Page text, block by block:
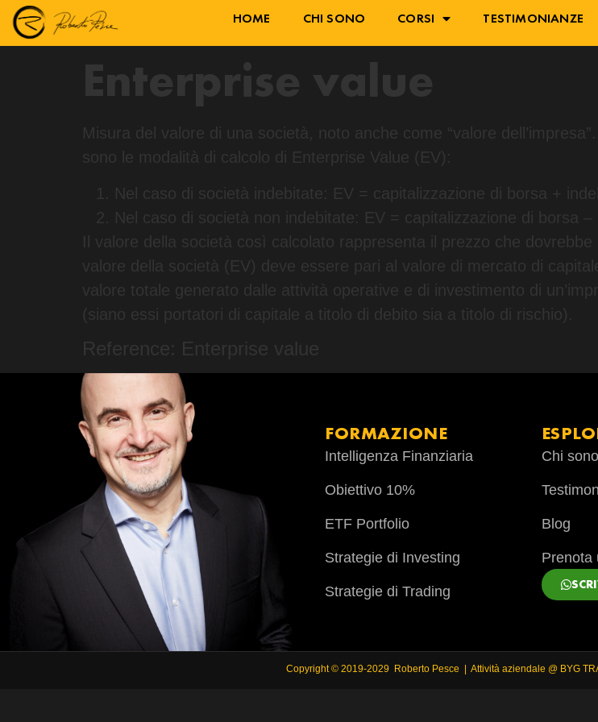
HOME CHI SONO CORSI TESTIMONIANZE
Enterprise value
Misura del valore di una società, noto anche come “valore
sono le modalità di calcolo di Enterprise Value (EV):
Nel caso di società indebitate: EV = capitalizzazione di borsa +
Nel caso di società non indebitate: EV = capitalizzazione di borsa –
Il valore della società così calcolato rappresenta il prezzo che
valore della società (EV) deve essere pari al valore di mercato di
valore totale generato dalle attività operative e di investimento di
(siano essi portatori di capitale a titolo di debito sia a titolo di rischio).
Reference: Enterprise value
FORMAZIONE
Intelligenza Finanziaria
Obiettivo 10%
ETF Portfolio
Strategie di Investing
Strategie di Trading
Chi sono
Blog
Prenota
Copyright © 2019-2029 Roberto Pesce | Attività aziendale @ BYG